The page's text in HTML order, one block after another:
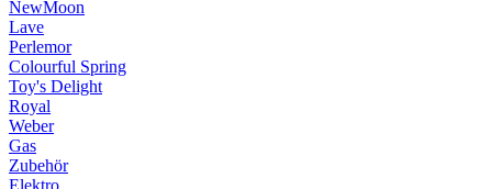
NewMoon
Lave
Perlemor
Colourful Spring
Toy's Delight
Royal
Weber
Gas
Zubehör
Elektro